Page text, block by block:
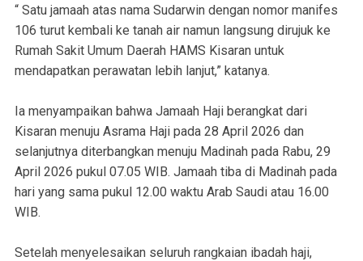
“ Satu jamaah atas nama Sudarwin dengan nomor manifes
106 turut kembali ke tanah air namun langsung dirujuk ke
Rumah Sakit Umum Daerah HAMS Kisaran untuk
mendapatkan perawatan lebih lanjut,” katanya.
Ia menyampaikan bahwa Jamaah Haji berangkat dari
Kisaran menuju Asrama Haji pada 28 April 2026 dan
selanjutnya diterbangkan menuju Madinah pada Rabu, 29
April 2026 pukul 07.05 WIB. Jamaah tiba di Madinah pada
hari yang sama pukul 12.00 waktu Arab Saudi atau 16.00
WIB.
Setelah menyelesaikan seluruh rangkaian ibadah haji,